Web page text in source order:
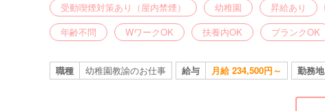
受動喫煙対策あり（屋内禁煙） 幼稚園 昇給あり
年齢不問
WワークOK 扶養内OK ブランクOK
職種 幼稚園教諭のお仕事 給与 月給 234,500円～ 勤務地